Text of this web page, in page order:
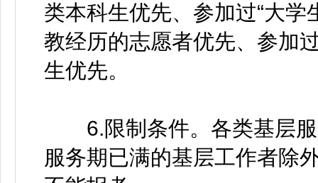
类本科生优先、参加过“大
教经历的志愿者优先、参加
生优先。
6.限制条件。各类基层服
服务期已满的基层工作者除